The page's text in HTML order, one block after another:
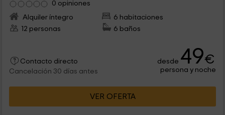
0 opiniones
Alquiler íntegro
6 habitaciones
12 personas
6 baños
Contacto directo
Cancelación 30 días antes
desde 49€
persona y noche
VER OFERTA